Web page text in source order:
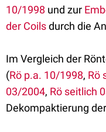
10/1998 und zur
der Coilsdurch die
Im Vergleich der
(Rö p.a. 10/1998, Rö
03/2004, Rö seitlich
Dekompaktierung